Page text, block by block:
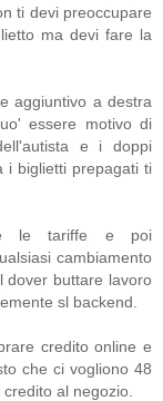
ti devi preoccupare
ma devi fare la
aggiuntivo a destra
essere motivo di
e i doppi
i biglietti prepagati ti
le tariffe e poi
cambiamento
dover buttare lavoro
sl backend.
credito online e
che ci vogliono 48
al negozio.